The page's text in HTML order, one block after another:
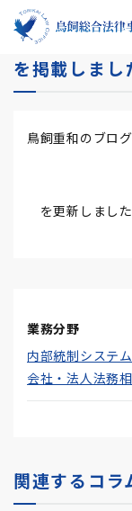
◆ 鳥飼日記
を掲載しまし
鳥飼重和のブロ
を更新しました
業務分野
内部統制システ
会社・法人法務
関連するコラ